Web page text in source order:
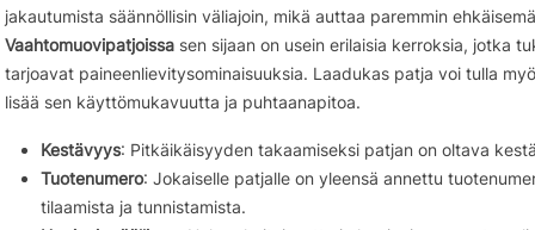
jakautumista säännöllisin väliajoin, mikä auttaa paremmin
Vaahtomuovipatjoissa sen sijaan on usein erilaisia kerroksia, jotka
tarjoavat paineenlievitysominaisuuksia. Laadukas patja voi tulla
lisää sen käyttömukavuutta ja puhtaanapitoa.
Kestävyys: Pitkäikäisyyden takaamiseksi patjan on oltava
Tuotenumero: Jokaiselle patjalle on yleensä annettu
tilaamista ja tunnistamista.